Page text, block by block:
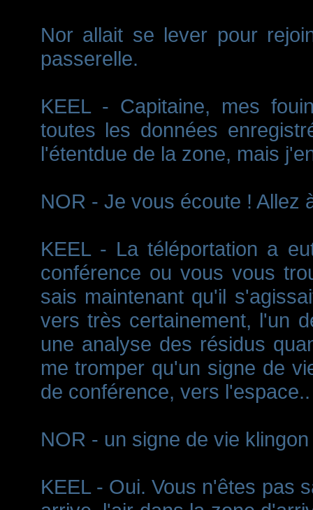
Nor allait se lever pour
passerelle.
KEEL - Capitaine, mes
toutes les données
l'étentdue de la zone, mais
NOR - Je vous écoute ! Allez
KEEL - La téléportation a
conférence ou vous vous
sais maintenant qu'il
vers très certainement, l'un
une analyse des résidus
me tromper qu'un signe de
de conférence, vers
NOR - un signe de vie
KEEL - Oui. Vous n'êtes pas